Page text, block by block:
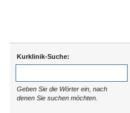
Kurklinik-Suche:
Geben Sie die Wörter ein, nach
denen Sie suchen möchten.